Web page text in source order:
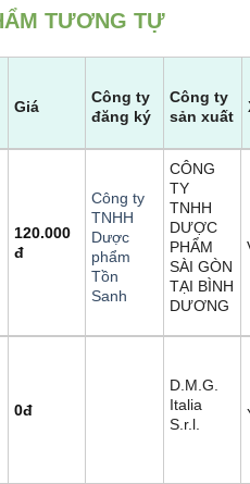
TƯƠNG TỰ
Giá
Công ty
đăng ký
Công ty
sản xuất
120.000
đ
Công ty
TNHH
Dược
phẩm
Tồn
Sanh
CÔNG
TY
TNHH
DƯỢC
PHẨM
SÀI GÒN
TẠI BÌNH
DƯƠNG
0đ
D.M.G.
Italia
S.r.l.